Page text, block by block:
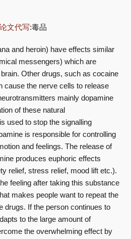
文代写:毒品
and heroin) have effects similar
messengers) which are
Other drugs, such as cocaine
cause the nerve cells to release
mainly dopamine
of these natural
used to stop the signalling
is responsible for controlling
and feelings. The release of
produces euphoric effects
relief, stress relief, mood lift etc.).
feeling after taking this substance
makes people want to repeat the
drugs. If the person continues to
to the large amount of
the overwhelming effect by